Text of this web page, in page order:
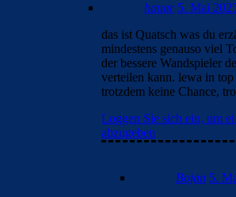
hauar 5. Mai
das ist Quatsch was du
mindestens genauso viel
der bessere Wandspieler
verteilen kann. lewa in
trotzdem keine Chance,
Loggen Sie sich ein, um
abzugeben
Bojan 5.